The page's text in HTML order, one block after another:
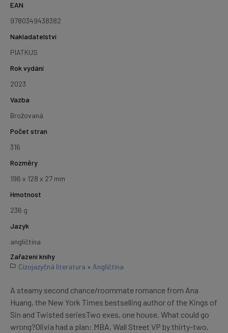
EAN
9780349438382
Nakladatelství
PIATKUS
Rok vydání
2023
Vazba
Brožovaná
Počet stran
316
Rozměry
196 x 128 x 27 mm
Hmotnost
236 g
Jazyk
angličtina
Zařazení knihy
Cizojazyčná literatura » Angličtina
A steamy second chance/roommate romance from Ana
Huang, the New York Times bestselling author of the Kings of
Sin and Twisted seriesTwo exes, one house. What could go
wrong?Olivia had a plan: MBA, Wall Street VP by thirty-two,